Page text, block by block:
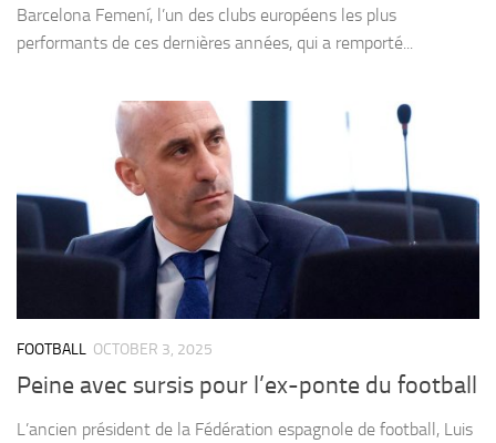
Barcelona Femení, l’un des clubs européens les plus
performants de ces dernières années, qui a remporté...
FOOTBALL OCTOBER 3, 2025
Peine avec sursis pour l’ex-ponte du football
L’ancien président de la Fédération espagnole de football, Luis